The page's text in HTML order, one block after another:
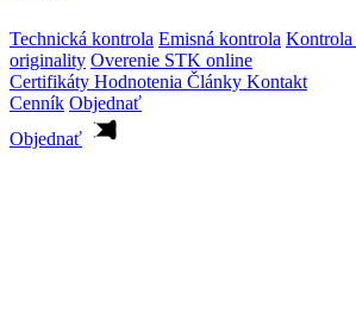
Technická kontrola Emisná kontrola Kontrola
originality Overenie STK online
Certifikáty Hodnotenia Články Kontakt
Cenník Objednať
Objednať